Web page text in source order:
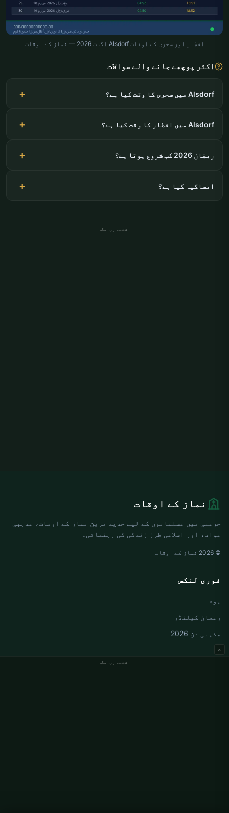
افطار اور سحری کے اوقات Alsdorf اگست 2026 — نماز کے اوقات
اکثر پوچھے جانے والے سوالات
Alsdorf میں سحری کا وقت کیا ہے؟
Alsdorf میں افطار کا وقت کیا ہے؟
رمضان 2026 کب شروع ہوتا ہے؟
امساکیہ کیا ہے؟
اشتہاری جگہ
اشتہاری جگہ
×
نماز کے اوقات
جرمنی میں مسلمانوں کے لیے جدید ترین نماز کے اوقات، مذہبی
مواد، اور اسلامی طرز زندگی کی رہنمائی۔
© 2026 نماز کے اوقات
فوری لنکس
ہوم
رمضان کیلنڈر
مذہبی دن 2026